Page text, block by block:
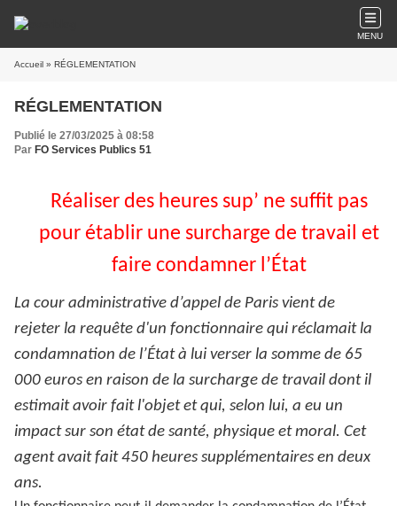
MENU
Accueil » RÉGLEMENTATION
RÉGLEMENTATION
Publié le 27/03/2025 à 08:58
Par FO Services Publics 51
Réaliser des heures sup’ ne suffit pas
pour établir une surcharge de travail et
faire condamner l’État
La cour administrative d’appel de Paris vient de
rejeter la requête d'un fonctionnaire qui réclamait la
condamnation de l’État à lui verser la somme de 65
000 euros en raison de la surcharge de travail dont il
estimait avoir fait l'objet et qui, selon lui, a eu un
impact sur son état de santé, physique et moral. Cet
agent avait fait 450 heures supplémentaires en deux
ans.